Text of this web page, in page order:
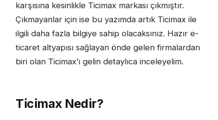
karşısına kesinlikle Ticimax markası çıkmıştır.
Çıkmayanlar için ise bu yazımda artık Ticimax ile
ilgili daha fazla bilgiye sahip olacaksınız. Hazır e-
ticaret altyapısı sağlayan önde gelen firmalardan
biri olan Ticimax’ı gelin detaylıca inceleyelim.
Ticimax Nedir?